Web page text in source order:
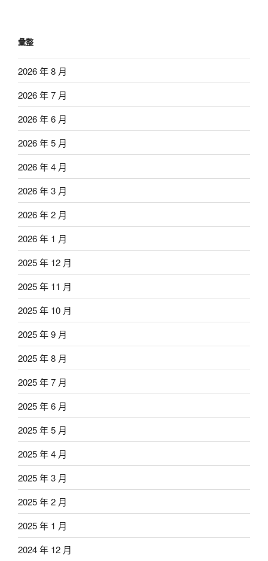
彙整
2026 年 8 月
2026 年 7 月
2026 年 6 月
2026 年 5 月
2026 年 4 月
2026 年 3 月
2026 年 2 月
2026 年 1 月
2025 年 12 月
2025 年 11 月
2025 年 10 月
2025 年 9 月
2025 年 8 月
2025 年 7 月
2025 年 6 月
2025 年 5 月
2025 年 4 月
2025 年 3 月
2025 年 2 月
2025 年 1 月
2024 年 12 月